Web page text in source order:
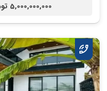
5,000,000,000 تومان /